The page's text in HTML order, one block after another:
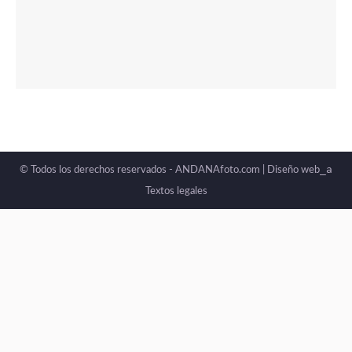
© Todos los derechos reservados - ANDANAfoto.com | Diseño web _a
Textos legales